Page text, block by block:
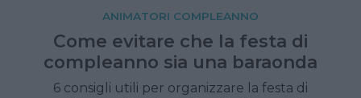
ANIMATORI COMPLEANNO
Come evitare che la festa di
compleanno sia una baraonda
6 consigli utili per organizzare la festa di